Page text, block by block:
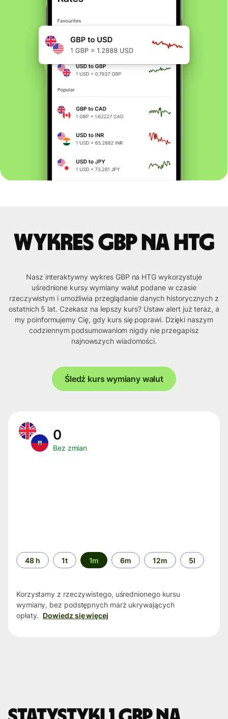
Wykres GBP na HTG
Nasz interaktywny wykres GBP na HTG wykorzystuje
uśrednione kursy wymiany walut podane w czasie
rzeczywistym i umożliwia przeglądanie danych historycznych z
ostatnich 5 lat. Czekasz na lepszy kurs? Ustaw alert już teraz, a
my poinformujemy Cię, gdy kurs się poprawi. Dzięki naszym
codziennym podsumowaniom nigdy nie przegapisz
najnowszych wiadomości.
Śledź kurs wymiany walut
0
Bez zmian
Przedział
czasu
48 h 1t 1m 6m 12m 5l
Korzystamy z rzeczywistego, uśrednionego kursu
wymiany, bez podstępnych marż ukrywających
opłaty. Dowiedz się więcej